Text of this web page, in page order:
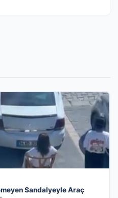
Sandalyeyle Araç